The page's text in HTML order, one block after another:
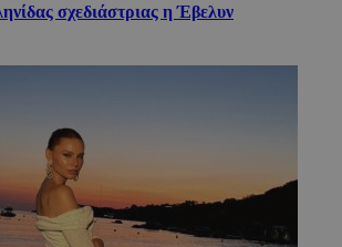
σχεδιάστριας η Έβελυν